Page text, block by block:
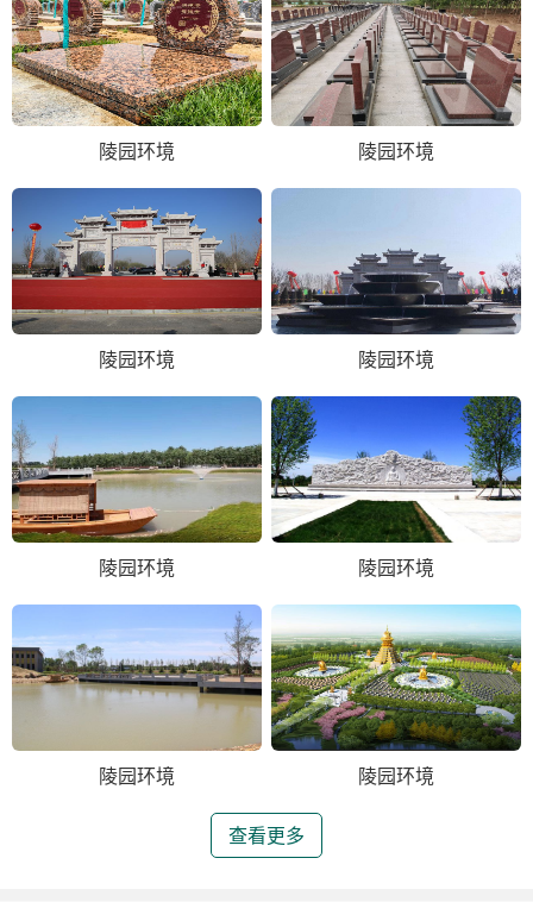
陵园环境 陵园环境
陵园环境 陵园环境
陵园环境 陵园环境
陵园环境 陵园环境
查看更多